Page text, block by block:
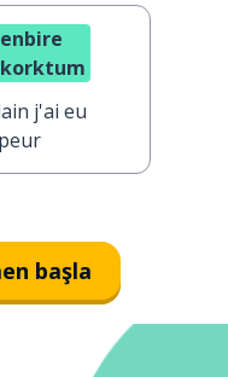
j'ai eu
başla